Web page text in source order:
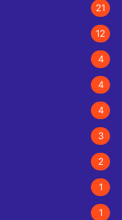
21
12
4
4
4
3
2
1
1